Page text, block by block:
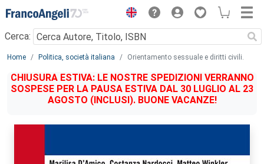
Menu
Cerca:
Main content
Home Politica, società italiana Orientamento sessuale e diritti civili.
CHIUSURA ESTIVA: LE NOSTRE SPEDIZIONI VERRANNO
SOSPESE PER LA PAUSA ESTIVA DAL 30 LUGLIO AL 23
AGOSTO (INCLUSI). BUONE VACANZE!